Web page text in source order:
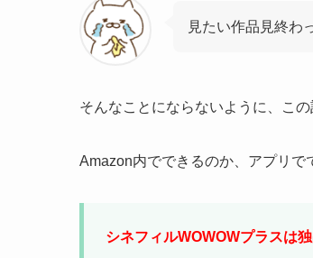
見たい作品見終わ
そんなことにならないように、こ
Amazon内でできるのか、アプリ
シネフィルWOWOWプラスは